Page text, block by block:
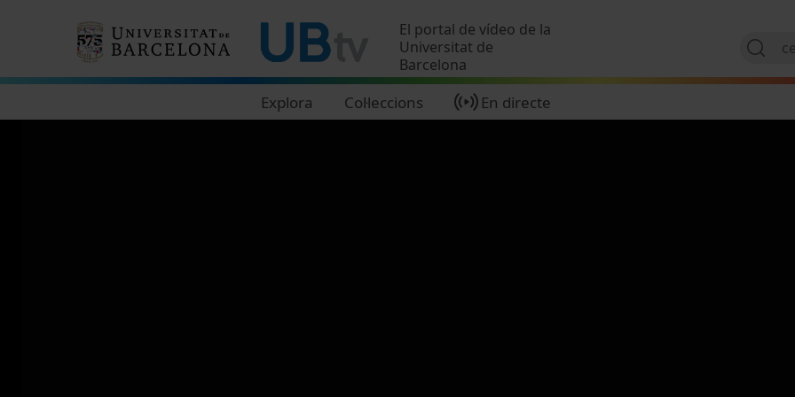
El portal de vídeo de la
Universitat de
Barcelona
Explora Col·leccions En directe